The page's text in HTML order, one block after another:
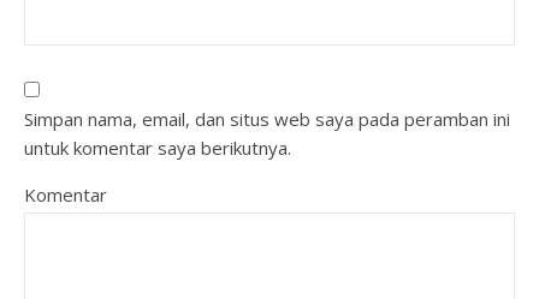
Simpan nama, email, dan situs web saya pada peramban ini
untuk komentar saya berikutnya.
Komentar